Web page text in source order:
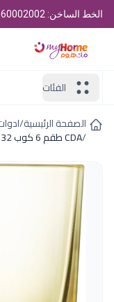
الخط الساخن: 01060002002
الفئات
الصفحة الرئيسية/
/CDA طقم 6 كوب 32 س ل اصفر انتوشن